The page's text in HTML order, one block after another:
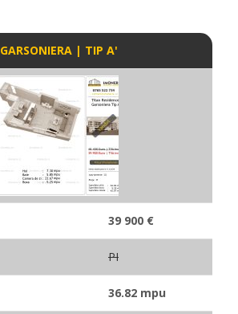
GARSONIERA | TIP A'
39 900 €
PI
36.82 mpu